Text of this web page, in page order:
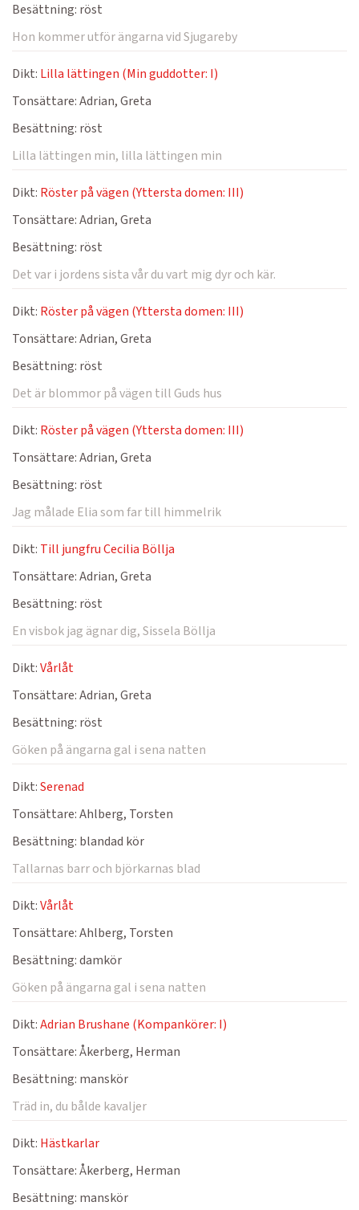
Besättning: röst
Hon kommer utför ängarna vid Sjugareby
Dikt: Lilla lättingen (Min guddotter: I)
Tonsättare:Adrian, Greta
Besättning: röst
Lilla lättingen min, lilla lättingen min
Dikt: Röster på vägen (Yttersta domen: III)
Tonsättare:Adrian, Greta
Besättning: röst
Det var i jordens sista vår du vart mig dyr och kär.
Dikt: Röster på vägen (Yttersta domen: III)
Tonsättare:Adrian, Greta
Besättning: röst
Det är blommor på vägen till Guds hus
Dikt: Röster på vägen (Yttersta domen: III)
Tonsättare:Adrian, Greta
Besättning: röst
Jag målade Elia som far till himmelrik
Dikt: Till jungfru Cecilia Böllja
Tonsättare:Adrian, Greta
Besättning: röst
En visbok jag ägnar dig, Sissela Böllja
Dikt:Vårlåt
Tonsättare:Adrian, Greta
Besättning: röst
Göken på ängarna gal i sena natten
Dikt:Serenad
Tonsättare:Ahlberg, Torsten
Besättning: blandad kör
Tallarnas barr och björkarnas blad
Dikt:Vårlåt
Tonsättare:Ahlberg, Torsten
Besättning:damkör
Göken på ängarna gal i sena natten
Dikt:Adrian Brushane (Kompankörer: I)
Tonsättare:Åkerberg, Herman
Besättning: manskör
Träd in, du bålde kavaljer
Dikt: Hästkarlar
Tonsättare:Åkerberg, Herman
Besättning: manskör